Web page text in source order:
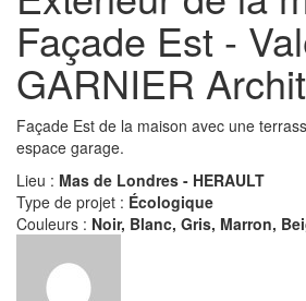
Façade Est -
GARNIER
Façade Est de la maison avec une
espace garage.
Lieu : Mas de Londres - HERAULT
Type de projet : Écologique
Couleurs : Noir, Blanc, Gris, Marron,